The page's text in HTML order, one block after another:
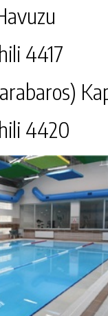
4417
4420